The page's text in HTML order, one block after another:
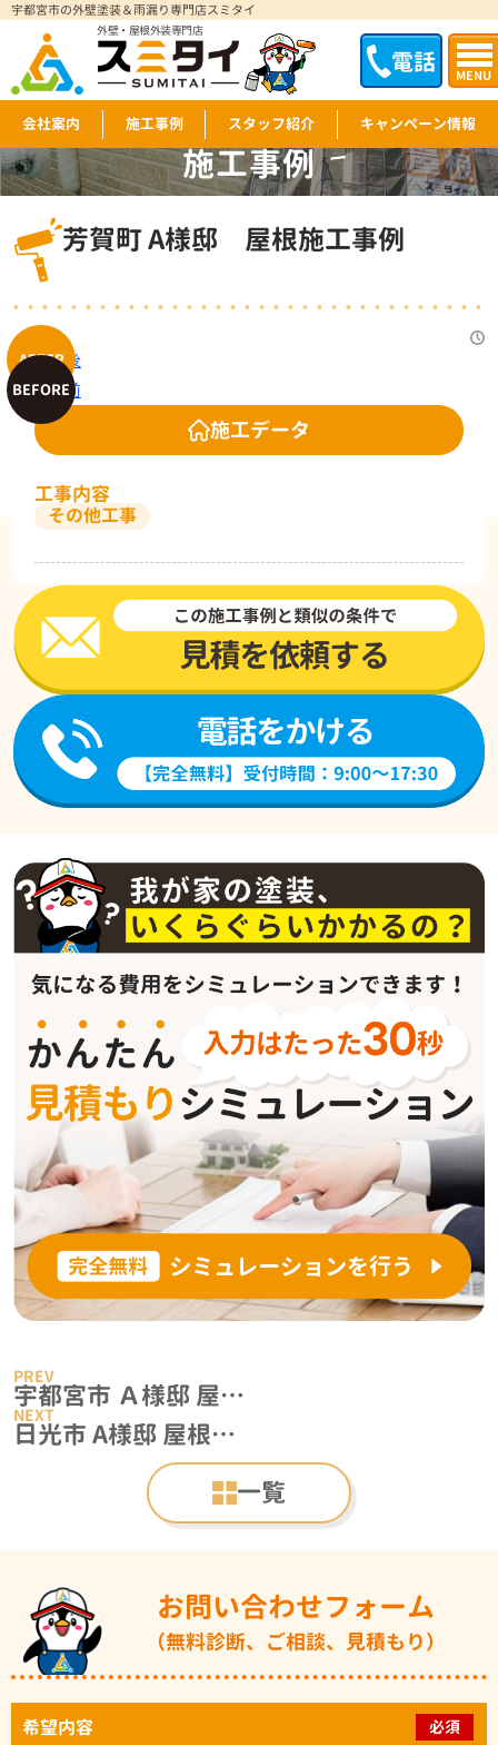
電話 MENU
宇都宮市の外壁塗装＆雨漏り専門店スミタイ
外壁・屋根外装専門店
会社案内 施工事例 スタッフ紹介 キャンペーン情報
施工事例
WORKS
芳賀町 A様邸 屋根施工事例
施工データ
工事内容
その他工事
宇都宮市 Ａ様邸 屋根施工事例
一覧
日光市 A様邸 屋根施工事例
お問い合わせフォーム
（無料診断、ご相談、見積もり）
希望内容 必須